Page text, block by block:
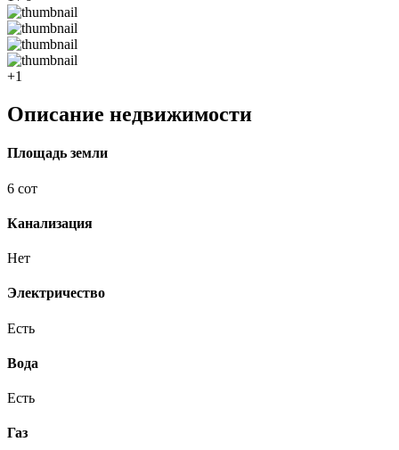
+1
Описание недвижимости
Площадь земли
6 сот
Канализация
Нет
Электричество
Есть
Вода
Есть
Газ